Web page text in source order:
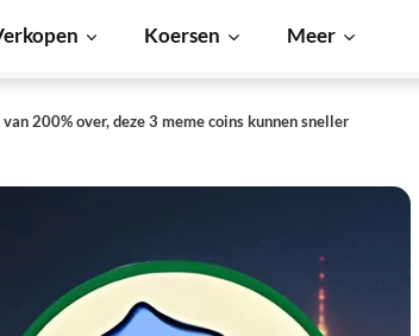
Koersen Meer
200% over, deze 3 meme coins kunnen sneller